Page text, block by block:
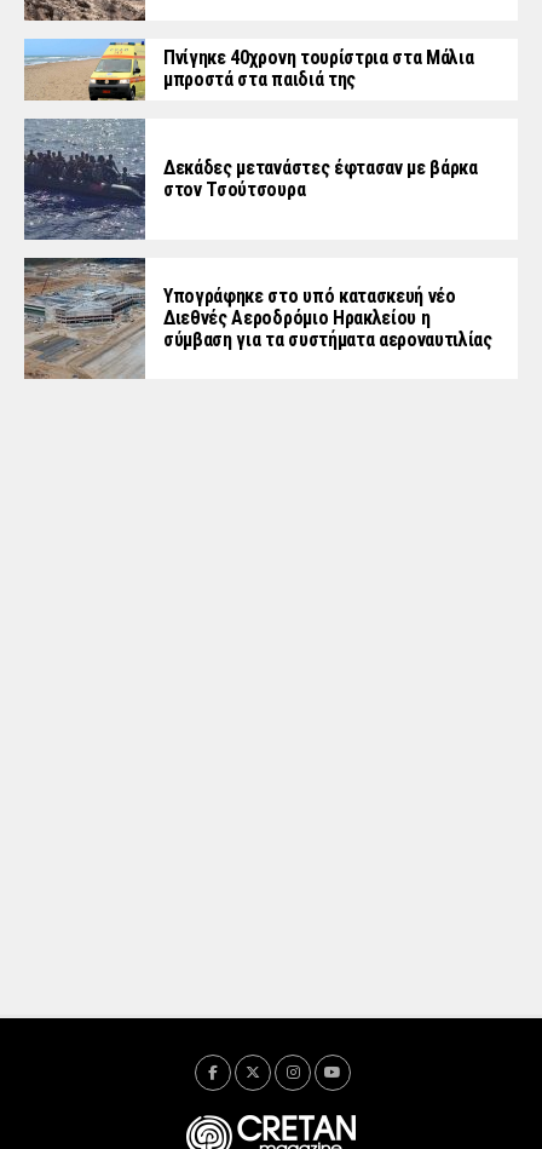
Πνίγηκε 40χρονη τουρίστρια στα Μάλια
μπροστά στα παιδιά της
Δεκάδες μετανάστες έφτασαν με βάρκα
στον Τσούτσουρα
Υπογράφηκε στο υπό κατασκευή νέο
Διεθνές Αεροδρόμιο Ηρακλείου η
σύμβαση για τα συστήματα αεροναυτιλίας